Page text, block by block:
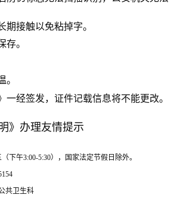
期接触以免粘掉字。
存。
。
一经签发，证件记载信息将不能更改。
》办理友情提示
下午3:00-5:30），国家法定节假日除外。
共卫生科